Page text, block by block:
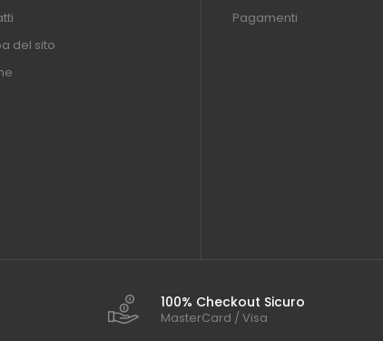
del sito
Pagamenti
100% Checkout Sicuro
MasterCard / Visa